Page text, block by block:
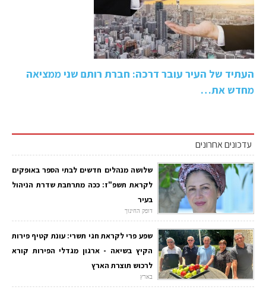
העתיד של העיר עובר דרכה: חברת רותם שני ממציאה
מחדש את…
עדכונים אחרונים
שלושה מנהלים חדשים לבתי הספר באופקים
לקראת תשפ"ז: ככה מתרחבת שדרת הניהול
בעיר
דופק החינוך
שפע פרי לקראת חגי תשרי: עונת קטיף פירות
הקיץ בשיאה - ארגון מגדלי הפירות קורא
לרכוש תוצרת הארץ
בארץ